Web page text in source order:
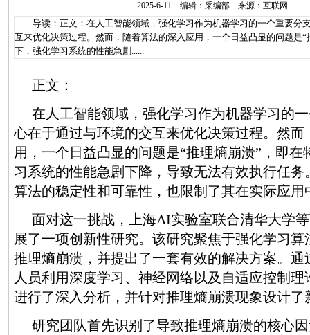
2025-6-11 编辑：采编部 来源：互联网
导读：正文：在人工智能领域，强化学习作为机器学习的一个重要分
互来优化决策过程。然而，随着算法的深入应用，一个日益凸显的问题是
下，强化学习系统的性能急剧......
正文：
在人工智能领域，强化学习作为机器学习的
心在于通过与环境的交互来优化决策过程。然而
用，一个日益凸显的问题是“推理熵崩溃”，即在
习系统的性能急剧下降，导致无法有效执行任
算法的稳定性和可靠性，也限制了其在实际应用
面对这一挑战，上海AI实验室联合清华大学
展了一项创新性研究。该研究聚焦于强化学习
推理熵崩溃，并提出了一套有效的解决方案。通
人员利用深度学习、神经网络以及自适应控制
进行了深入分析，并针对推理熵崩溃现象设计了
研究团队首先识别了导致推理熵崩溃的核心